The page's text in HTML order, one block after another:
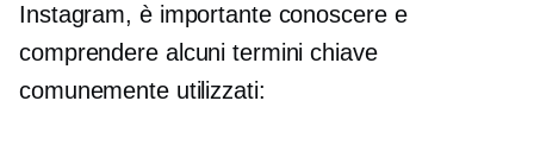
Instagram, è importante conoscere e
comprendere alcuni termini chiave
comunemente utilizzati: